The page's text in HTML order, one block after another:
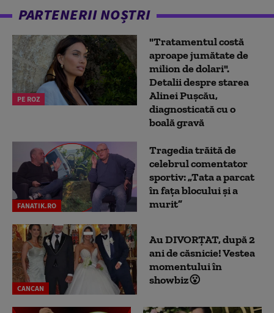
PARTENERII NOȘTRI
PE ROZ
"Tratamentul costă
aproape jumătate de
milion de dolari".
Detalii despre starea
Alinei Pușcău,
diagnosticată cu o
boală gravă
FANATIK.RO
Tragedia trăită de
celebrul comentator
sportiv: „Tata a parcat
în fața blocului și a
murit”
CANCAN
Au DIVORȚAT, după 2
ani de căsnicie! Vestea
momentului în
showbiz😮